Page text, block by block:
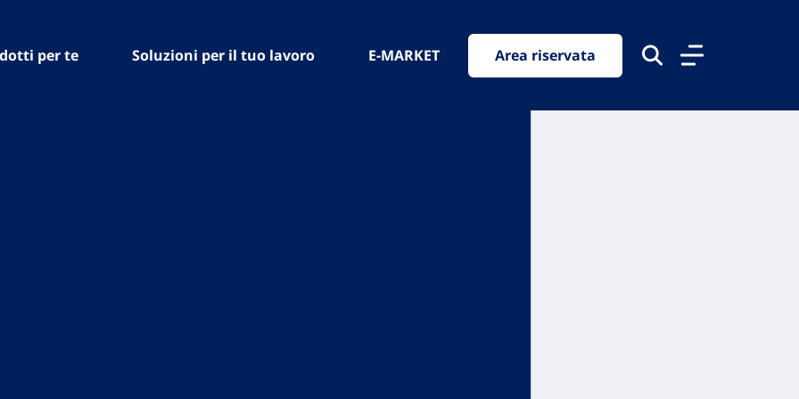
per te Soluzioni per il tuo lavoro E-MARKET Area riservata